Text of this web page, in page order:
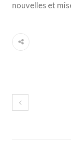
nouvelles et